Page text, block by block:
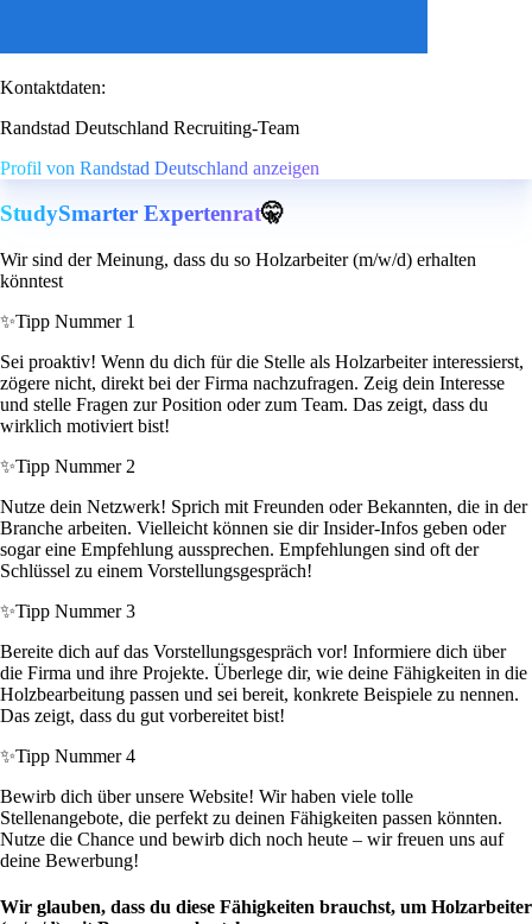
Kontaktdaten:
Randstad Deutschland Recruiting-Team
Profil von Randstad Deutschland anzeigen
StudySmarter Expertenrat🤫
Wir sind der Meinung, dass du so Holzarbeiter (m/w/d) erhalten
könntest
✨Tipp Nummer 1
Sei proaktiv! Wenn du dich für die Stelle als Holzarbeiter interessierst,
zögere nicht, direkt bei der Firma nachzufragen. Zeig dein Interesse
und stelle Fragen zur Position oder zum Team. Das zeigt, dass du
wirklich motiviert bist!
✨Tipp Nummer 2
Nutze dein Netzwerk! Sprich mit Freunden oder Bekannten, die in der
Branche arbeiten. Vielleicht können sie dir Insider-Infos geben oder
sogar eine Empfehlung aussprechen. Empfehlungen sind oft der
Schlüssel zu einem Vorstellungsgespräch!
✨Tipp Nummer 3
Bereite dich auf das Vorstellungsgespräch vor! Informiere dich über
die Firma und ihre Projekte. Überlege dir, wie deine Fähigkeiten in die
Holzbearbeitung passen und sei bereit, konkrete Beispiele zu nennen.
Das zeigt, dass du gut vorbereitet bist!
✨Tipp Nummer 4
Bewirb dich über unsere Website! Wir haben viele tolle
Stellenangebote, die perfekt zu deinen Fähigkeiten passen könnten.
Nutze die Chance und bewirb dich noch heute – wir freuen uns auf
deine Bewerbung!
Wir glauben, dass du diese Fähigkeiten brauchst, um Holzarbeiter